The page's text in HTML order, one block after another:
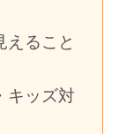
ること
キッズ対